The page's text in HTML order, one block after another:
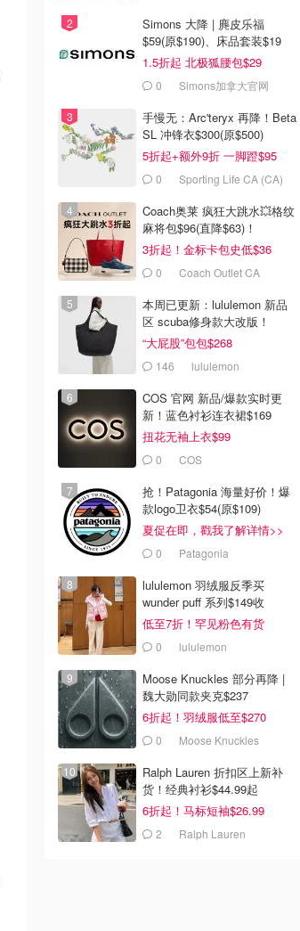
Simons 大降 | 麂皮乐福
$59(原$190)、床品套装$19
1.5折起 北极狐腰包$29
0 Simons加拿大官网
手慢无：Arc'teryx 再降！Beta
SL 冲锋衣$300(原$500)
5折起+额外9折 一脚蹬$95
0 Sporting Life CA (CA)
Coach奥莱 疯狂大跳水💥格纹
麻将包$96(直降$63)！
3折起！金标卡包史低$36
0 Coach Outlet CA
本周已更新：lululemon 新品
区 scuba修身款大改版！
“大屁股”包包$268
146 lululemon
COS 官网 新品/爆款实时更
新！蓝色衬衫连衣裙$169
扭花无袖上衣$99
0 COS
抢！Patagonia 海量好价！爆
款logo卫衣$54(原$109)
夏促在即，戳我了解详情>>
0 Patagonia
lululemon 羽绒服反季买
wunder puff 系列$149收
低至7折！罕见粉色有货
0 lululemon
Moose Knuckles 部分再降 |
魏大勋同款夹克$237
6折起！羽绒服低至$270
0 Moose Knuckles
Ralph Lauren 折扣区上新补
货！经典衬衫$44.99起
6折起！马标短袖$26.99
2 Ralph Lauren